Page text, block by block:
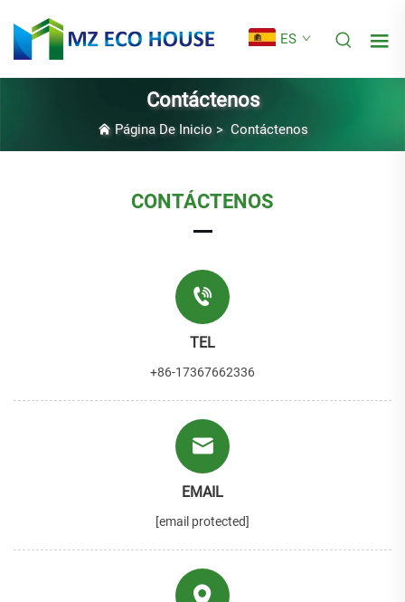
ES
Contáctenos
Página De Inicio> Contáctenos
CONTÁCTENOS
TEL
+86-17367662336
EMAIL
[email protected]